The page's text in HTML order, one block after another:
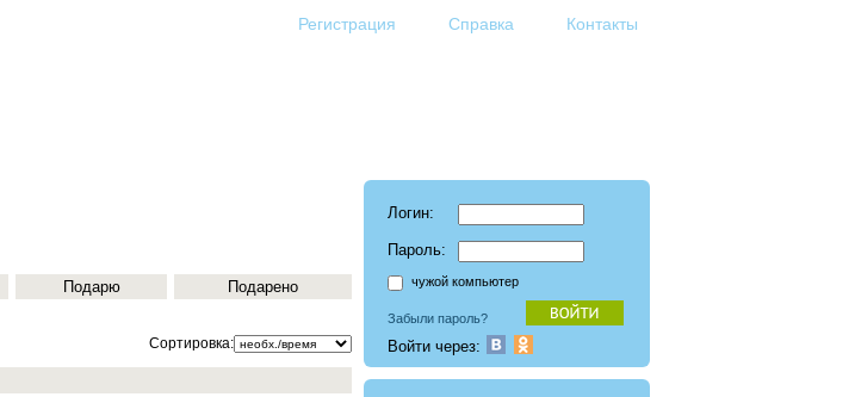
Регистрация Справка Контакты
Подарю Подарено
Сортировка:
Логин:
Пароль:
чужой компьютер
Забыли пароль?
Войти через: